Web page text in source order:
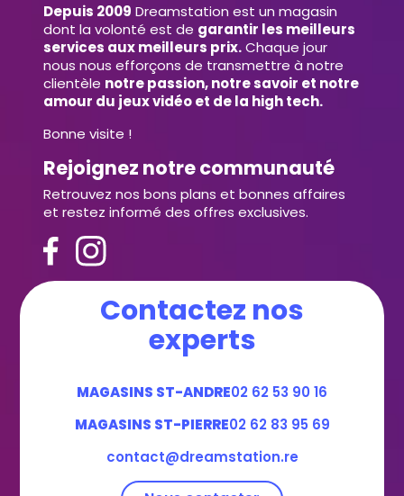
Depuis 2009 Dreamstation est un magasin
dont la volonté est de garantir les meilleurs
services aux meilleurs prix.Chaque jour
nous nous efforçons de transmettre à notre
clientèle notre passion, notre savoir et notre
amour du jeux vidéo et de la high tech.
Bonne visite !
Rejoignez notre communauté
Retrouvez nos bons plans et bonnes affaires
et restez informé des offres exclusives.
Contactez nos
experts
MAGASINS ST-ANDRE02 62 53 90 16
MAGASINS ST-PIERRE02 62 83 95 69
contact@dreamstation.re